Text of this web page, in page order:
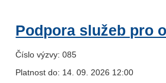
Podpora služeb pro
Číslo výzvy: 085
Platnost do: 14. 09. 2026 12:00